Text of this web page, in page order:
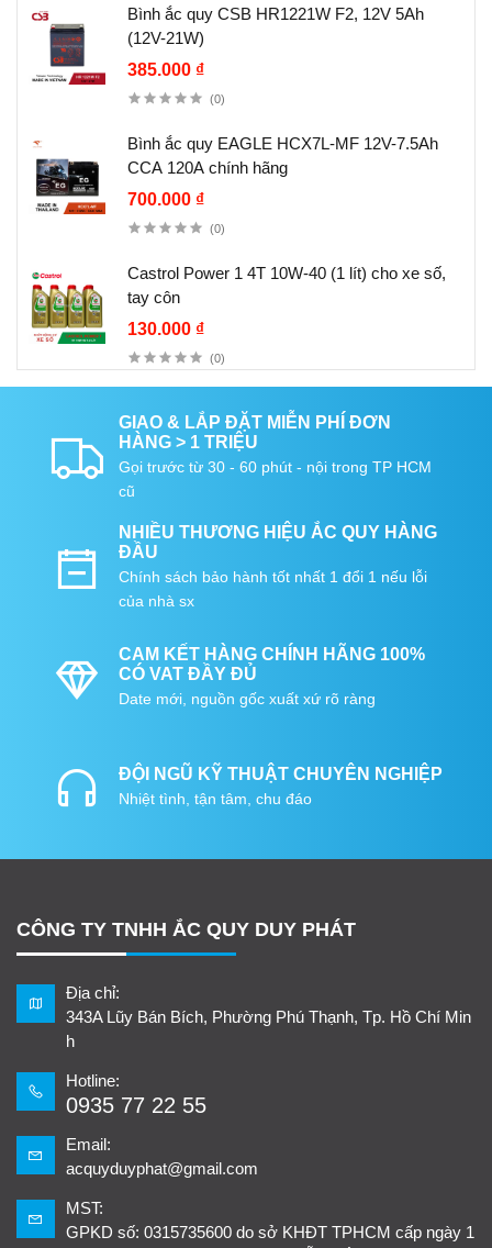
Bình ắc quy CSB HR1221W F2, 12V 5Ah
(12V-21W)
385.000 ₫
(0)
Bình ắc quy EAGLE HCX7L-MF 12V-7.5Ah
CCA 120A chính hãng
700.000 ₫
(0)
Castrol Power 1 4T 10W-40 (1 lít) cho xe số,
tay côn
130.000 ₫
(0)
GIAO & LẮP ĐẶT MIỄN PHÍ ĐƠN
HÀNG > 1 TRIỆU
Gọi trước từ 30 - 60 phút - nội trong TP HCM
cũ
NHIỀU THƯƠNG HIỆU ẮC QUY HÀNG
ĐẦU
Chính sách bảo hành tốt nhất 1 đổi 1 nếu lỗi
của nhà sx
CAM KẾT HÀNG CHÍNH HÃNG 100%
CÓ VAT ĐẦY ĐỦ
Date mới, nguồn gốc xuất xứ rõ ràng
ĐỘI NGŨ KỸ THUẬT CHUYÊN NGHIỆP
Nhiệt tình, tận tâm, chu đáo
CÔNG TY TNHH ẮC QUY DUY PHÁT
Địa chỉ:
343A Lũy Bán Bích, Phường Phú Thạnh, Tp. Hồ Chí Min
h
Hotline:
0935 77 22 55
Email:
acquyduyphat@gmail.com
MST:
GPKD số: 0315735600 do sở KHĐT TPHCM cấp ngày 1